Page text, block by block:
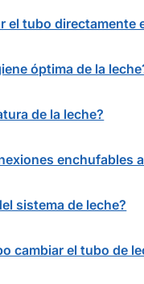
el tubo directamente
óptima de la
de la leche?
enchufables
sistema de leche?
cambiar el tubo de